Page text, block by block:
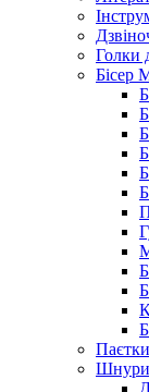
Голки
Бісер
Паєтки
Шнури,